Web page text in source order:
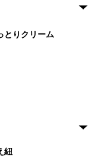
とりクリーム
紐